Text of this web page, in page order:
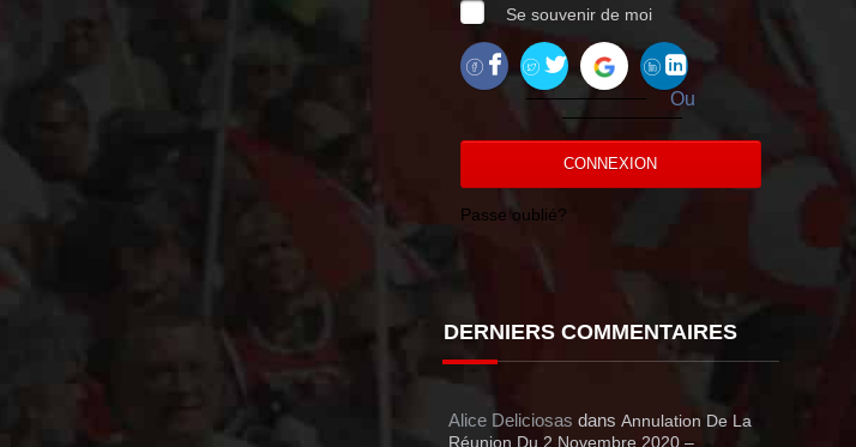
Se souvenir de moi
Ou
CONNEXION
Passe oublié?
DERNIERS COMMENTAIRES
Alice Deliciosas dans Annulation De La
Réunion Du 2 Novembre 2020 –